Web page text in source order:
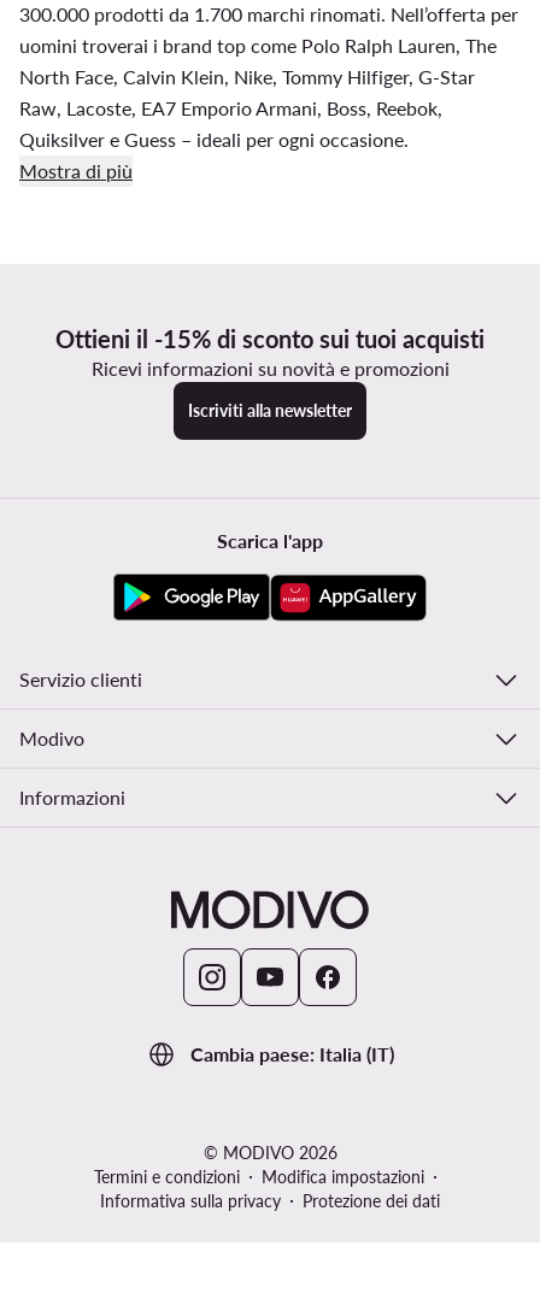
300.000 prodotti da 1.700 marchi rinomati. Nell’offerta per
uomini troverai i brand top come Polo Ralph Lauren, The
North Face, Calvin Klein, Nike, Tommy Hilfiger, G-Star
Raw, Lacoste, EA7 Emporio Armani, Boss, Reebok,
Quiksilver e Guess – ideali per ogni occasione.
Mostra di più
Ottieni il -15% di sconto sui tuoi acquisti
Ricevi informazioni su novità e promozioni
Iscriviti alla newsletter
Cambia paese: Italia (IT)
Scarica l'app
Servizio clienti
Modivo
Informazioni
© MODIVO 2026
Termini e condizioni
Modifica impostazioni
Informativa sulla privacy
Protezione dei dati